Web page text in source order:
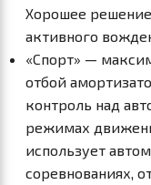
Хорошее
активного
«Спорт» —
отбой
контроль над
режимах
использует
соревнованиях,